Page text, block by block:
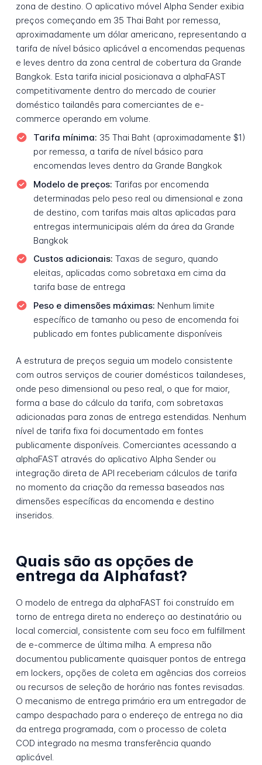
zona de destino. O aplicativo móvel Alpha Sender exibia
preços começando em 35 Thai Baht por remessa,
aproximadamente um dólar americano, representando a
tarifa de nível básico aplicável a encomendas pequenas
e leves dentro da zona central de cobertura da Grande
Bangkok. Esta tarifa inicial posicionava a alphaFAST
competitivamente dentro do mercado de courier
doméstico tailandês para comerciantes de e-
commerce operando em volume.
Tarifa mínima: 35 Thai Baht (aproximadamente $1)
por remessa, a tarifa de nível básico para
encomendas leves dentro da Grande Bangkok
Modelo de preços: Tarifas por encomenda
determinadas pelo peso real ou dimensional e zona
de destino, com tarifas mais altas aplicadas para
entregas intermunicipais além da área da Grande
Bangkok
Custos adicionais: Taxas de seguro, quando
eleitas, aplicadas como sobretaxa em cima da
tarifa base de entrega
Peso e dimensões máximas: Nenhum limite
específico de tamanho ou peso de encomenda foi
publicado em fontes publicamente disponíveis
A estrutura de preços seguia um modelo consistente
com outros serviços de courier domésticos tailandeses,
onde peso dimensional ou peso real, o que for maior,
forma a base do cálculo da tarifa, com sobretaxas
adicionadas para zonas de entrega estendidas. Nenhum
nível de tarifa fixa foi documentado em fontes
publicamente disponíveis. Comerciantes acessando a
alphaFAST através do aplicativo Alpha Sender ou
integração direta de API receberiam cálculos de tarifa
no momento da criação da remessa baseados nas
dimensões específicas da encomenda e destino
inseridos.
Quais são as opções de
entrega da Alphafast?
O modelo de entrega da alphaFAST foi construído em
torno de entrega direta no endereço ao destinatário ou
local comercial, consistente com seu foco em fulfillment
de e-commerce de última milha. A empresa não
documentou publicamente quaisquer pontos de entrega
em lockers, opções de coleta em agências dos correios
ou recursos de seleção de horário nas fontes revisadas.
O mecanismo de entrega primário era um entregador de
campo despachado para o endereço de entrega no dia
da entrega programada, com o processo de coleta
COD integrado na mesma transferência quando
aplicável.